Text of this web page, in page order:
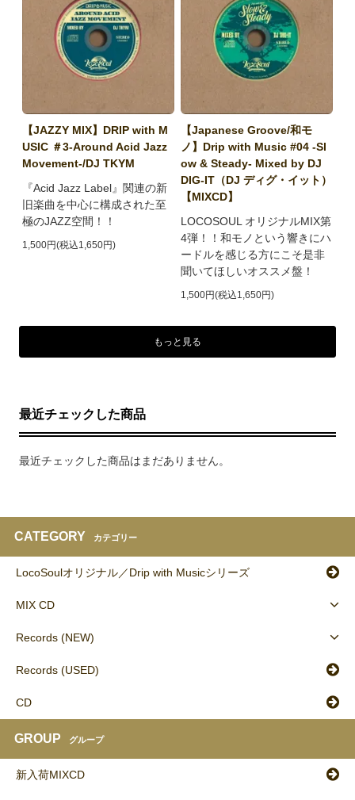
【JAZZY MIX】DRIP with M
USIC ＃3-Around Acid Jazz
Movement-/DJ TKYM
『Acid Jazz Label』関連の新
旧楽曲を中心に構成された至
極のJAZZ空間！！
1,500円(税込1,650円)
【Japanese Groove/和モ
ノ】Drip with Music #04 -Sl
ow & Steady- Mixed by DJ
DIG-IT（DJ ディグ・イット）
【MIXCD】
LOCOSOUL オリジナルMIX第
4弾！！和モノという響きにハ
ードルを感じる方にこそ是非
聞いてほしいオススメ盤！
1,500円(税込1,650円)
もっと見る
最近チェックした商品
最近チェックした商品はまだありません。
CATEGORY カテゴリー
LocoSoulオリジナル／Drip with Musicシリーズ
MIX CD
Records (NEW)
Records (USED)
CD
GROUP グループ
新入荷MIXCD